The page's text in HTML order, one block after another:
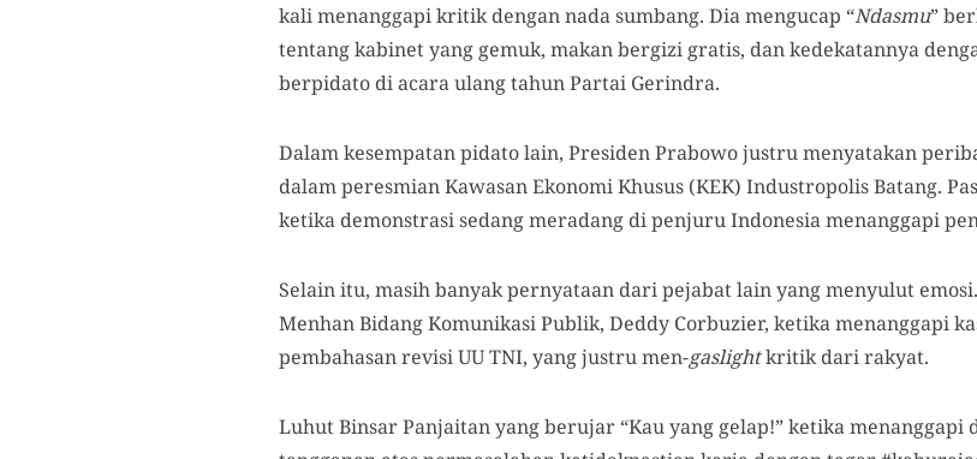
kali menanggapi kritik dengan nada sumbang. Dia mengucap “Ndasmu”
tentang kabinet yang gemuk, makan bergizi gratis, dan kedekatannya
berpidato di acara ulang tahun Partai Gerindra.
Dalam kesempatan pidato lain, Presiden Prabowo justru menyatakan
dalam peresmian Kawasan Ekonomi Khusus (KEK) Industropolis Batang.
ketika demonstrasi sedang meradang di penjuru Indonesia menanggapi
Selain itu, masih banyak pernyataan dari pejabat lain yang menyulut
Menhan Bidang Komunikasi Publik, Deddy Corbuzier, ketika menanggapi
pembahasan revisi UU TNI, yang justru men-gaslightkritik dari rakyat.
Luhut Binsar Panjaitan yang berujar “Kau yang gelap!” ketika menanggapi